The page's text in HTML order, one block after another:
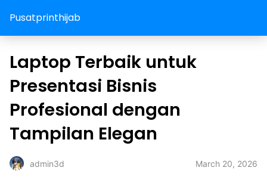
Pusatprinthijab
Laptop Terbaik untuk
Presentasi Bisnis
Profesional dengan
Tampilan Elegan
admin3d March 20, 2026